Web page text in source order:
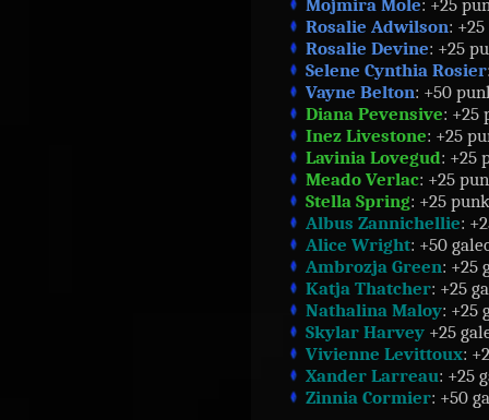
Rosalie Adwilson:
Rosalie Devine: +25
Selene Cynthia Rosier
Vayne Belton: +50
Diana Pevensive: +25
Inez Livestone: +25
Lavinia Lovegud: +25
Meado Verlac: +25
Stella Spring: +25
Albus Zannichellie:
Alice Wright: +50
Ambrozja Green: +25
Katja Thatcher: +25
Nathalina Maloy: +25
Skylar Harvey +25
Vivienne Levittoux:
Xander Larreau: +25
Zinnia Cormier: +50